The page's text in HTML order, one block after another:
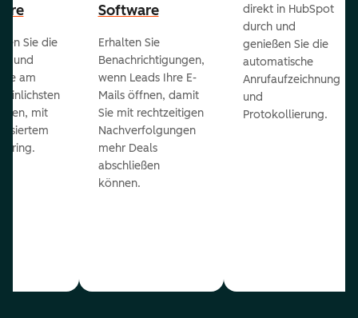
Sie die
und
am
mit
Software
Erhalten Sie
Benachrichtigungen,
wenn Leads Ihre E-
Mails öffnen, damit
Sie mit rechtzeitigen
Nachverfolgungen
mehr Deals
abschließen
können.
direkt in HubSpot
durch und
genießen Sie die
automatische
Anrufaufzeichnung
und
Protokollierung.